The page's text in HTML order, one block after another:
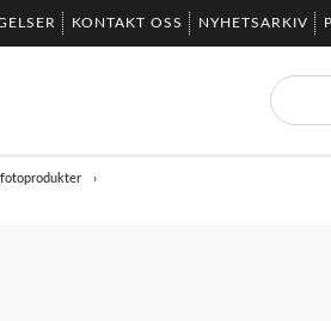
KONTAKT OSS NYHETSARKIV